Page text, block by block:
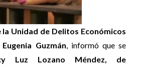
la Unidad de Delitos Económicos
Guzmán, informó que se
Luz Lozano Méndez, de